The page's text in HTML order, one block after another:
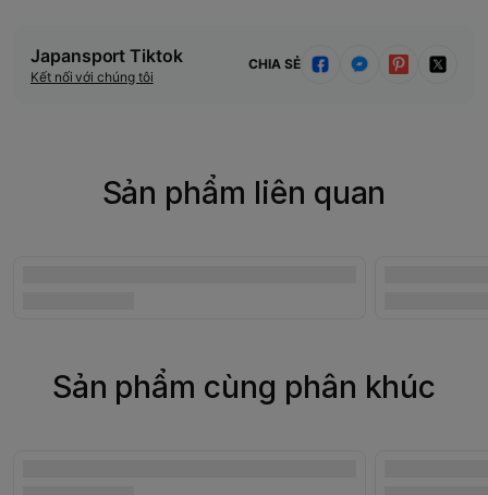
Japansport Tiktok
Kết nối với chúng tôi
CHIA SẺ
Sản phẩm liên quan
Sản phẩm cùng phân khúc